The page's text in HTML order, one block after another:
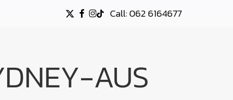
Call: 062 6164677
X-
TWITTER
FACEBOOK
INSTAGRAM
TIKTOK
AUS